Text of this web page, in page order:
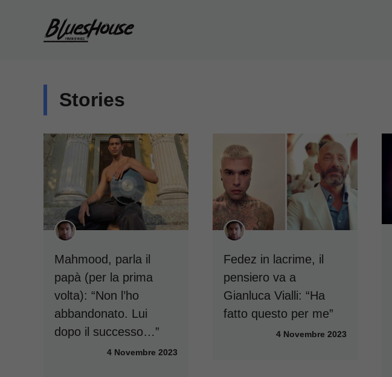
Stories
Mahmood, parla il
papà (per la prima
volta): “Non l’ho
abbandonato. Lui
dopo il successo…”
4 Novembre 2023
Fedez in lacrime, il
pensiero va a
Gianluca Vialli: “Ha
fatto questo per me”
4 Novembre 2023